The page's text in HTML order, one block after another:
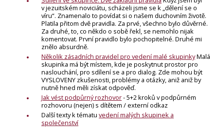
v jezuitském noviciátu, scházeli jsme se k „dělení se o
víru“. Znamenalo to povídat si o našem duchovním životě.
Platila přitom dvě pravidla. Za prvé, všechno bylo důvěrné.
Za druhé, to, co někdo o sobě řekl, se nemohlo nijak
komentovat. První pravidlo bylo pochopitelné. Druhé mi
znělo absurdně.
Několik zásadních pravidel pro vedení malé skupinkyMalá
skupinka má být místem, kde je poskytnut prostor pro
naslouchání, pro sdílení se a pro dialog. Zde mohou být
VYSLOVENY zkušenosti, problémy a otázky, aniž aniž by
nutně hned měli získat odpověď.
Jak vést podpůrný rozhovor- 5+2 kroků v podpůrném
rozhovoru (nejen) s dítětem / externí odkaz
Další texty k tématu vedení malých skupinek a
společenství